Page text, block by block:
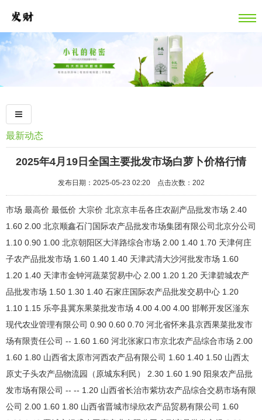
最新动态
2025年4月19日全国主要批发市场白萝卜价格行情
发布日期：2025-05-23 02:20 点击次数：202
市场 最高价 最低价 大宗价 北京京丰岳各庄农副产品批发市场 2.40 1.60 2.00 北京顺鑫石门国际农产品批发市场集团有限公司北京分公司 1.10 0.90 1.00 北京朝阳区大洋路综合市场 2.00 1.40 1.70 天津何庄子农产品批发市场 1.60 1.40 1.40 天津武清大沙河批发市场 1.60 1.20 1.40 天津市金钟河蔬菜贸易中心 2.00 1.20 1.20 天津碧城农产品批发市场 1.50 1.30 1.40 石家庄国际农产品批发交易中心 1.20 1.10 1.15 乐亭县冀东果菜批发市场 4.00 4.00 4.00 邯郸开发区滏东现代农业管理有限公司 0.90 0.60 0.70 河北省怀来县京西果菜批发市场有限责任公司 -- 1.60 1.60 河北张家口市京北农产品综合市场 2.00 1.60 1.80 山西省太原市河西农产品有限公司 1.60 1.40 1.50 山西太原丈子头农产品物流园（原城东利民） 2.30 1.60 1.90 阳泉农产品批发市场有限公司 -- -- 1.20 山西省长治市紫坊农产品综合交易市场有限公司 2.00 1.60 1.80 山西省晋城市绿欣农产品贸易有限公司 1.60 1.20 1.40 晋城市绿盛农工商实业有限公司农副产品批发市场 2.00 2.00 2.00 山西省朔州大运果菜批发市场有限公司 2.40 2.00 2.20 运城蔬菜批发市场有限公司 1.50 1.20 1.30 山西省临汾市尧都区奶牛场尧丰农副产品批发市场 -- -- 1.60 孝义市绿海蔬菜批发销售有限公司 -- -- 1.00 山西汾阳市晋阳农副产品批发市场 -- -- 2.00 内蒙古呼和浩特市东瓦窑农副产品批发市场有限责任公司 2.00 1.60 1.80 呼和浩特市美通首府无公害农产品批发市场 -- -- 1.60 内蒙包头市友谊蔬菜批发市场 2.00 2.00 2.00 内蒙赤峰西城市场 1.60 1.40 1.60 鄂尔多斯市万家惠农贸市场有限公司 2.20 1.80 2.00 沈阳盛发菜果批发有限公司 2.00 1.60 1.80 辽宁鞍山宁远农产品批发市场 1.60 1.60 1.60 辽宁阜新市瑞轩蔬菜农副产品综合批发市场 1.80 1.40 1.50 白山市星泰批发市场有限公司 -- -- 2.40 哈尔滨哈达农副产品有限公司 2.00 1.80 1.90 中俄国际农产品交易中心 2.00 2.00 2.00 上海农产品中心批发市场经营管理有限公司 1.50 1.10 1.30 上海市江桥批发市场经营管理有限公司 1.00 0.60 0.80 南京农副产品物流配送中心有限公司 1.10 0.90 1.00 江苏凌家塘市场发展有限公司 1.20 0.70 1.00 江苏苏州南环桥农副产品批发市场 1.10 0.80 0.95 江苏联谊农副产品批发市场 3.00 1.00 1.20 浙江良渚蔬菜市场开发有限公司 -- -- 1.80 宁波蔬菜批发市场有限公司 1.60 0.80 1.20 嘉善绿洲市场建设有限公司 2.00 1.20 1.60 义乌市市场发展集团有限公司农批管理分公司 2.00 0.80 0.90 安徽合肥周谷堆农产品批发市场 1.60 1.00 1.30 蚌埠海吉星农产品物流有限公司 0.90 0.90 0.90 安徽省淮北市中瑞农产品批发市场 -- -- 1.60 安徽安庆市龙狮桥蔬菜批发市场 2.80 1.60 2.20 天长市永福农副产品批发市场 2.00 1.50 1.75 阜阳农产品中心批发市场 2.40 1.60 1.80 北海果业砀山惠丰市场有限公司 -- -- 2.00 亳州农产品有限责任公司 -- -- 1.60 福建省福州市海峡蔬菜批发市场 5.60 0.30 0.78 福建省福鼎市商贸业服务中心 3.20 1.40 2.50 南昌深圳农产品中心批发市场有限公司 1.80 1.00 1.40 江西乐平蔬菜农产品批发大市场 1.60 1.20 1.40 江西九江琵琶湖农产品物流有限公司 1.20 0.90 1.10 江西永丰县蔬菜批发市场 -- -- 1.20 青岛东庄头蔬菜批发市场有限公司 1.00 0.60 0.80 青岛市城阳蔬菜水产品批发市场有限公司 3.00 1.80 2.60 山东青岛黄河路农产品批发市场 2.00 2.00 2.00 山东淄博市鲁中蔬菜批发市场 -- -- 1.80 寿光地利农产品物流园有限公司 1.20 0.80 0.98 山东凯盛国际农产品物流城 2.50 2.10 2.30 山东威海市农副产品批发市场 1.80 1.40 1.80 山东滨州(六街）鲁北蔬菜批发市场 -- -- 1.80 河南万邦国际农产品物流股份有限公司 1.10 1.00 1.05 黄淮农产品股份有限公司 2.40 0.80 1.60 武汉白沙洲农副产品大市场有限公司 1.20 0.80 1.00 湖北襄樊市蔬菜批发市场 -- -- 1.05 湖北鄂州市蟠龙农产品批发市场 2.20 2.00 2.00 湖北黄商集团股份有限公司 1.60 1.20 1.40 湖北浠水农产品批发市场 2.40 1.80 2.10 潜江市四季友农产品市场有限公司 2.00 1.60 1.60 长沙马王堆农产品股份有限公司 1.60 1.00 1.30 红星实业集团有限公司红星农副产品大市场 1.60 1.